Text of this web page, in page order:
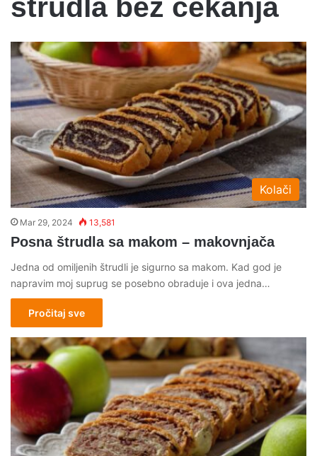
strudla bez cekanja
Kolači
Mar 29, 2024 13,581
Posna štrudla sa makom – makovnjača
Jedna od omiljenih štrudli je sigurno sa makom. Kad god je
napravim moj suprug se posebno obraduje i ova jedna…
Pročitaj sve